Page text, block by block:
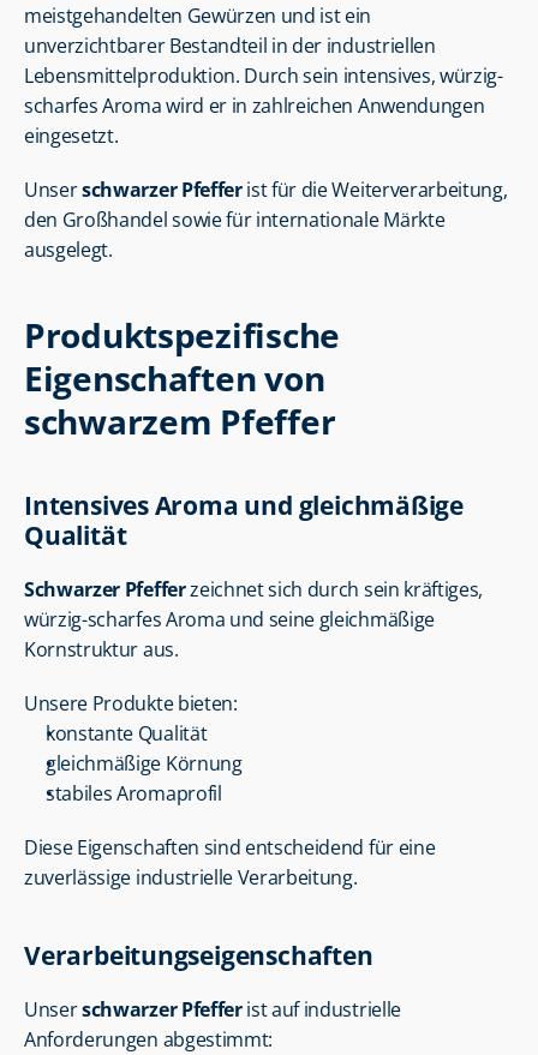
meistgehandelten Gewürzen und ist ein
unverzichtbarer Bestandteil in der industriellen
Lebensmittelproduktion. Durch sein intensives, würzig-
scharfes Aroma wird er in zahlreichen Anwendungen
eingesetzt.
Unser schwarzer Pfeffer ist für die Weiterverarbeitung,
den Großhandel sowie für internationale Märkte
ausgelegt.
Produktspezifische
Eigenschaften von
schwarzem Pfeffer
Intensives Aroma und gleichmäßige
Qualität
Schwarzer Pfeffer zeichnet sich durch sein kräftiges,
würzig-scharfes Aroma und seine gleichmäßige
Kornstruktur aus.
Unsere Produkte bieten:
konstante Qualität
gleichmäßige Körnung
stabiles Aromaprofil
Diese Eigenschaften sind entscheidend für eine
zuverlässige industrielle Verarbeitung.
Verarbeitungseigenschaften
Unser schwarzer Pfeffer ist auf industrielle
Anforderungen abgestimmt: